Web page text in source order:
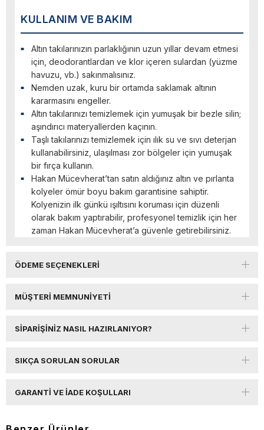
KULLANIM VE BAKIM
Altın takılarınızın parlaklığının uzun yıllar devam etmesi
için, deodorantlardan ve klor içeren sulardan (yüzme
havuzu, vb.) sakınmalısınız.
Nemden uzak, kuru bir ortamda saklamak altının
kararmasını engeller.
Altın takılarınızı temizlemek için yumuşak bir bezle silin;
aşındırıcı materyallerden kaçının.
Taşlı takılarınızı temizlemek için ılık su ve sıvı deterjan
kullanabilirsiniz, ulaşılması zor bölgeler için yumuşak
bir fırça kullanın.
Hakan Mücevherat’tan satın aldığınız altın ve pırlanta
kolyeler ömür boyu bakım garantisine sahiptir.
Kolyenizin ilk günkü ışıltısını koruması için düzenli
olarak bakım yaptırabilir, profesyonel temizlik için her
zaman Hakan Mücevherat’a güvenle getirebilirsiniz.
ÖDEME SEÇENEKLERI
MÜŞTERI MEMNUNIYETI
SIPARIŞINIZ NASIL HAZIRLANIYOR?
SIKÇA SORULAN SORULAR
GARANTI VE İADE KOŞULLARI